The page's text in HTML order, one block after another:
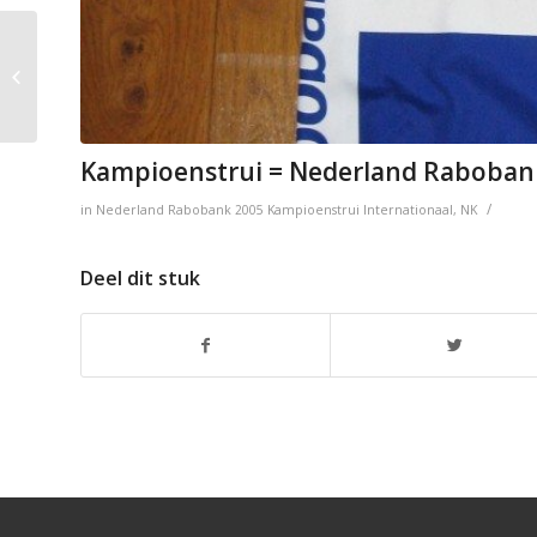
Kampioenstrui = Nederland
in Nederland Rabobank 2005 Kampioenstrui Internationaal, NK /
Deel dit stuk
Mutuelle de Seine-et-